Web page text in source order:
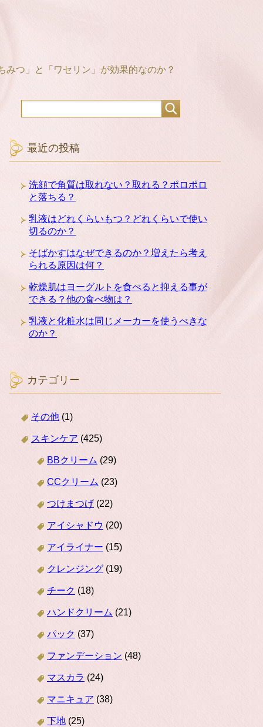
みつ」と「ワセリン」が効果的なのか？
最近の投稿
洗顔で角質は取れない？取れる？ポロポロ
と落ちる？
乳液はどれくらいもつ？どれくらいで使い
切るのか？
そばかすはなぜできるのか？増えたら考え
られる原因は何？
乾燥肌はヨーグルトを食べると抑える事が
できる？他の食べ物は？
乳液と化粧水は同じメーカーを使うべきな
のか？
カテゴリー
その他 (1)
スキンケア (425)
BBクリーム (29)
CCクリーム (23)
つけまつげ(22)
アイシャドウ (20)
アイライナー (15)
クレンジング (19)
チーク (18)
ハンドクリーム (21)
パック (37)
ファンデーション (48)
マスカラ (24)
マニキュア (38)
下地 (25)